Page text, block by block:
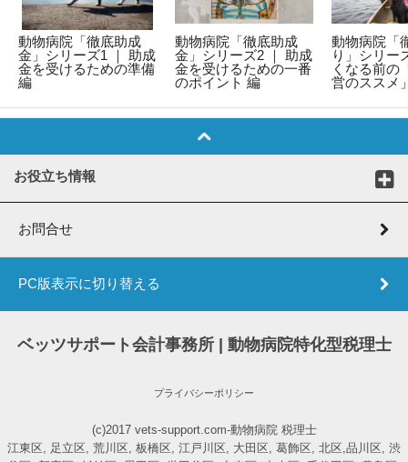
動物病院「徹底助成
金」シリーズ1 ｜ 助成
金を受けるための準備
編
動物病院「徹底助成
金」シリーズ2 ｜ 助成
金を受けるための一番
のポイント 編
動物病院「
り」シリー
くなる前の
営のスス
お役立ち情報
お問合せ
PC版表示に切り替える
ベッツサポート会計事務所 | 動物病院特化型税理士
プライバシーポリシー
(c)2017 vets-support.com-動物病院 税理士
江東区, 足立区, 荒川区, 板橋区, 江戸川区, 大田区, 葛飾区, 北区,品川区, 渋